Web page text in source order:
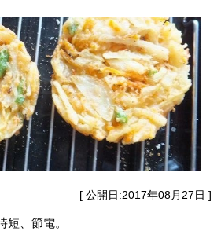
[ 公開日:2017年08月27日 ]
短、節電。